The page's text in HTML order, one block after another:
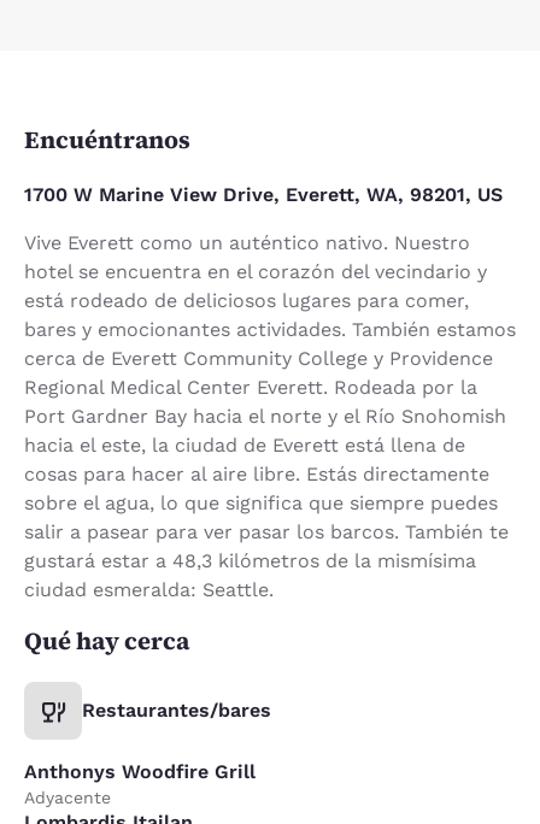
Encuéntranos
1700 W Marine View Drive, Everett, WA, 98201, US
Vive Everett como un auténtico nativo. Nuestro
hotel se encuentra en el corazón del vecindario y
está rodeado de deliciosos lugares para comer,
bares y emocionantes actividades. También estamos
cerca de Everett Community College y Providence
Regional Medical Center Everett. Rodeada por la
Port Gardner Bay hacia el norte y el Río Snohomish
hacia el este, la ciudad de Everett está llena de
cosas para hacer al aire libre. Estás directamente
sobre el agua, lo que significa que siempre puedes
salir a pasear para ver pasar los barcos. También te
gustará estar a 48,3 kilómetros de la mismísima
ciudad esmeralda: Seattle.
Qué hay cerca
Restaurantes/bares
Anthonys Woodfire Grill
Adyacente